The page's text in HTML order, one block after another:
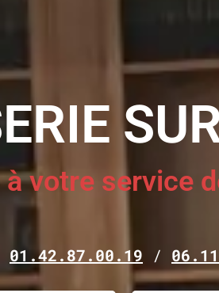
votre service
01.42.87.00.19 /